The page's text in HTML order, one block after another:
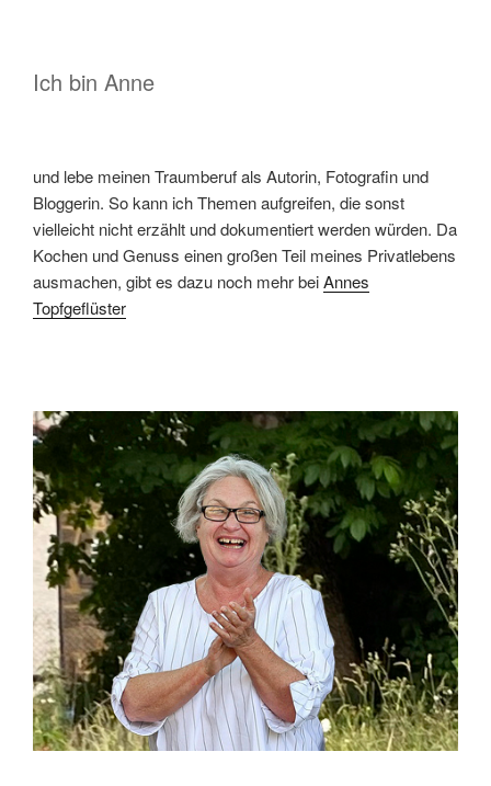
Ich bin Anne
und lebe meinen Traumberuf als Autorin, Fotografin und
Bloggerin. So kann ich Themen aufgreifen, die sonst
vielleicht nicht erzählt und dokumentiert werden würden. Da
Kochen und Genuss einen großen Teil meines Privatlebens
ausmachen, gibt es dazu noch mehr beiAnnes
Topfgeflüster